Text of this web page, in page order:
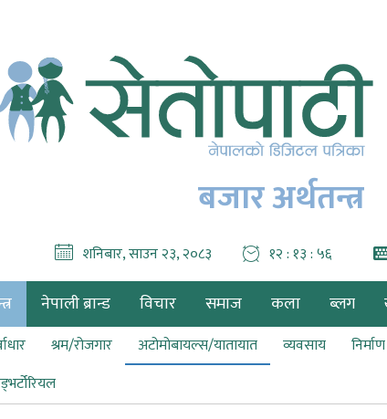
बजार अर्थतन्त्र
शनिबार, साउन २३, २०८३ १२ : १३ : ५८
नेपाली ब्रान्ड विचार समाज कला ब्लग
श्रम/रोजगार अटोमोबायल्स/यातायात व्यवसाय